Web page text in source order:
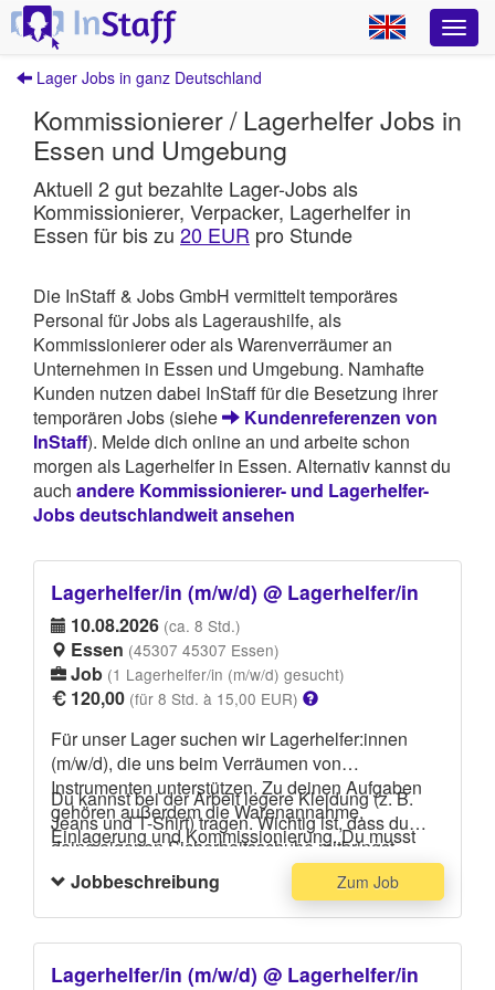
Lager Jobs in ganz Deutschland
Kommissionierer / Lagerhelfer Jobs in
Essen und Umgebung
Aktuell 2 gut bezahlte Lager-Jobs als
Kommissionierer, Verpacker, Lagerhelfer in
Essen für bis zu 20 EUR pro Stunde
Die InStaff & Jobs GmbH vermittelt temporäres
Personal für Jobs als Lageraushilfe, als
Kommissionierer oder als Warenverräumer an
Unternehmen in Essen und Umgebung. Namhafte
Kunden nutzen dabei InStaff für die Besetzung ihrer
temporären Jobs (siehe
Kundenreferenzen von
InStaff). Melde dich online an und arbeite schon
morgen als Lagerhelfer in Essen. Alternativ kannst du
auch andere Kommissionierer- und Lagerhelfer-
Jobs deutschlandweit ansehen
Lagerhelfer/in (m/w/d) @ Lagerhelfer/in
10.08.2026 (ca. 8 Std.)
Essen (45307 45307 Essen)
Job (1 Lagerhelfer/in (m/w/d) gesucht)
120,00 (für 8 Std. à 15,00 EUR)
Für unser Lager suchen wir Lagerhelfer:innen
(m/w/d), die uns beim Verräumen von
Instrumenten unterstützen. Zu deinen Aufgaben
gehören außerdem die Warenannahme,
Einlagerung und Kommissionierung. Du musst
keine besonders schweren Lasten tragen, solltest
aber mit Werkzeug umgehen können sowie
körperlich fit und belastbar sein.
Du kannst bei der Arbeit legere Kleidung (z. B.
Jeans und T-Shirt) tragen. Wichtig ist, dass du
deine eigenen Sicherheitsschuhe mitbringst.
Jobbeschreibung
Zum Job
Lagerhelfer/in (m/w/d) @ Lagerhelfer/in